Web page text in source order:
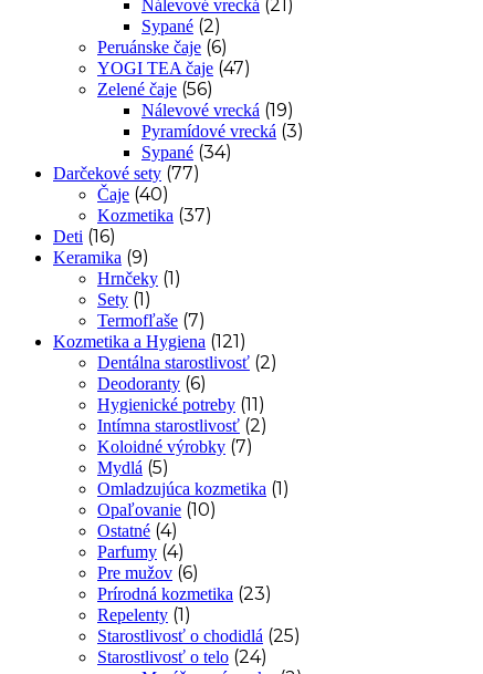
Nálevové vrecká (21)
Sypané (2)
Peruánske čaje (6)
YOGI TEA čaje (47)
Zelené čaje (56)
Nálevové vrecká (19)
Pyramídové vrecká (3)
Sypané (34)
Darčekové sety (77)
Čaje (40)
Kozmetika (37)
Deti (16)
Keramika (9)
Hrnčeky (1)
Sety (1)
Termofľaše (7)
Kozmetika a Hygiena (121)
Dentálna starostlivosť (2)
Deodoranty (6)
Hygienické potreby (11)
Intímna starostlivosť (2)
Koloidné výrobky (7)
Mydlá (5)
Omladzujúca kozmetika (1)
Opaľovanie (10)
Ostatné (4)
Parfumy (4)
Pre mužov (6)
Prírodná kozmetika (23)
Repelenty (1)
Starostlivosť o chodidlá (25)
Starostlivosť o telo (24)